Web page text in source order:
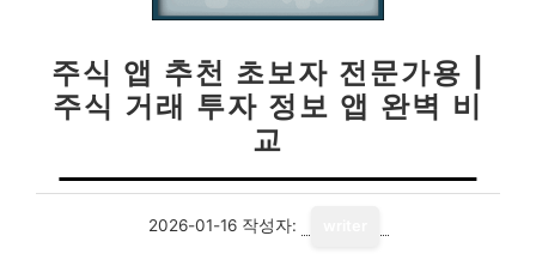
주식 앱 추천 초보자 전문가용 |
주식 거래 투자 정보 앱 완벽 비
교
2026-01-16 작성자: